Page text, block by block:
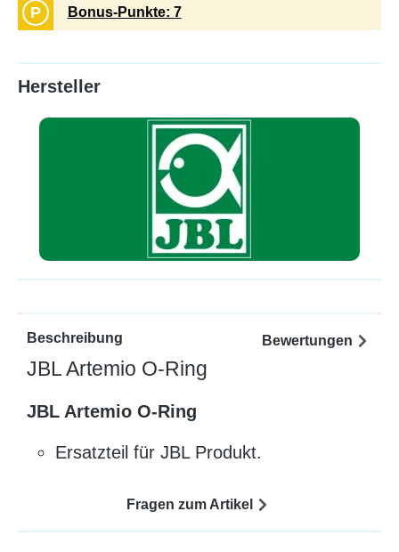
P Bonus-Punkte: 7
Hersteller
Beschreibung
JBL Artemio O-Ring
JBL Artemio O-Ring
Ersatzteil für JBL Produkt.
Bewertungen
Fragen zum Artikel